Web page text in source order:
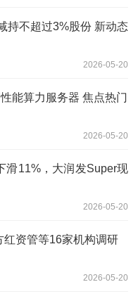
持不超过3%股份 新动态
2026-05-20
能算力服务器 焦点热门
2026-05-20
滑11%，大润发Super现
2026-05-20
资管等16家机构调研
2026-05-20